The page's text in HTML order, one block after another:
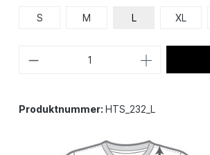
S M L XL
Produktnummer: HTS_232_L